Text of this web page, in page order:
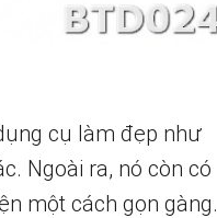
cụ làm đẹp như
Ngoài ra, nó còn có
một cách gọn gàng.